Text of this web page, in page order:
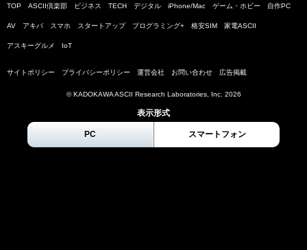
TOP ASCII倶楽部 ビジネス TECH デジタル iPhone/Mac ゲーム・ホビー 自作PC
AV アキバ スマホ スタートアップ プログラミング+ 格安SIM 家電ASCII
アスキーグルメ IoT
サイトポリシー プライバシーポリシー 運営会社 お問い合わせ 広告掲載
© KADOKAWA ASCII Research Laboratories, Inc. 2026
表示形式
PC スマートフォン